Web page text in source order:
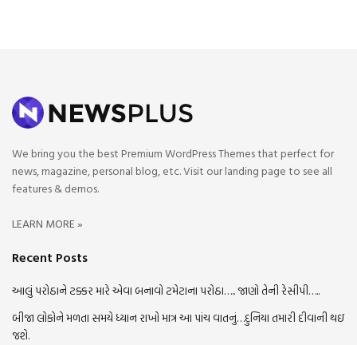
We bring you the best Premium WordPress Themes that perfect for
news, magazine, personal blog, etc. Visit our landing page to see all
features & demos.
LEARN MORE »
Recent Posts
આલું પરોઠાને ટક્કર મારે એવા બનાવો ટમેટાના પરોઠા….. જાણો તેની રેસીપી…..
બીજા લોકોને મળતા સમયે ધ્યાન રાખો માત્ર આ પાંચ વાતનું…દુનિયા તમારી દીવાની થઇ
જશે.